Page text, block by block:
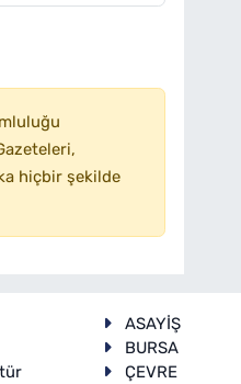
hiçbir şekilde
ASAYİŞ
BURSA
ÇEVRE